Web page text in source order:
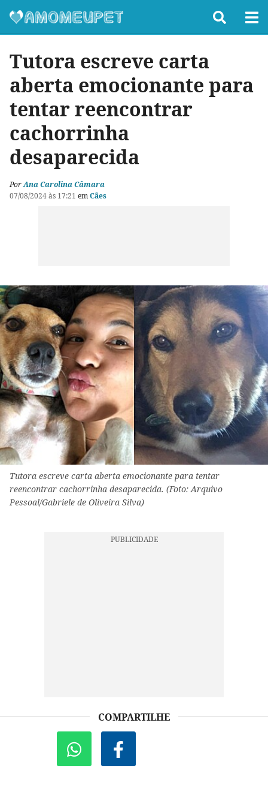
Tutora escreve carta
aberta emocionante para
tentar reencontrar
cachorrinha
desaparecida
PorAna Carolina Câmara
07/08/2024 às 17:21 emCães
Tutora escreve carta aberta emocionante para tentar
reencontrar cachorrinha desaparecida. (Foto: Arquivo
Pessoal/Gabriele de Oliveira Silva)
COMPARTILHE